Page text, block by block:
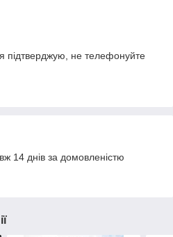
підтверджую, не телефонуйте
14 днів за домовленістю